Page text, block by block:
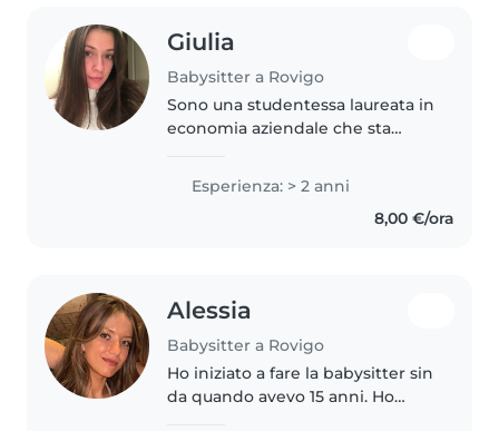
Giulia
Babysitter a Rovigo
Sono una studentessa laureata in
economia aziendale che sta
marketing e comunicazione
presso l'università di Verona. Ho
lavorato come animatrici in
Esperienza: > 2 anni
8,00 €/ora
Alessia
Babysitter a Rovigo
Ho iniziato a fare la babysitter sin
da quando avevo 15 anni. Ho